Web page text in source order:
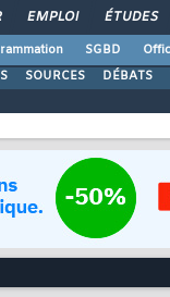
EMPLOI ÉTUDES
SGBD
SOURCES DÉBATS